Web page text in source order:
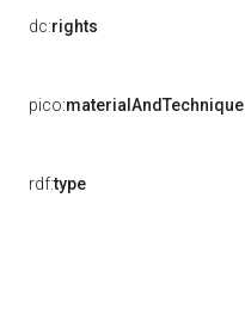
dc:rights
pico:materialAndTechnique
rdf:type